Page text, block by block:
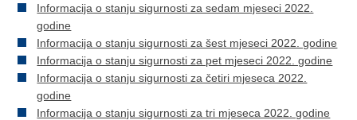
Informacija o stanju sigurnosti za sedam mjeseci 2022.
godine
Informacija o stanju sigurnosti za šest mjeseci 2022. godine
Informacija o stanju sigurnosti za pet mjeseci 2022. godine
Informacija o stanju sigurnosti za četiri mjeseca 2022.
godine
Informacija o stanju sigurnosti za tri mjeseca 2022. godine